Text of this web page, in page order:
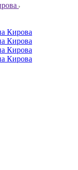
Кирова
Кирова
Кирова
Кирова